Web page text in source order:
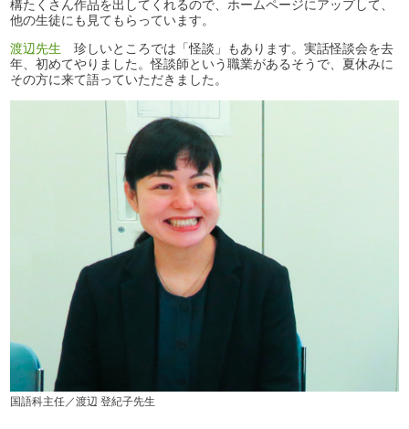
構たくさん作品を出してくれるので、ホームページにアップして、
他の生徒にも見てもらっています。
渡辺先生 珍しいところでは「怪談」もあります。実話怪談会を去
年、初めてやりました。怪談師という職業があるそうで、夏休みに
その方に来て語っていただきました。
国語科主任／渡辺 登紀子先生